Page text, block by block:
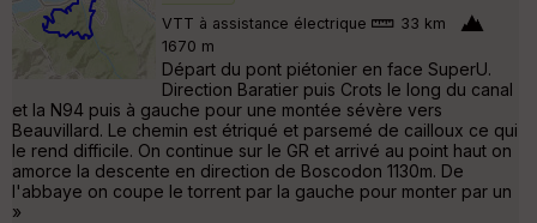
VTT à assistance électrique
33 km
1670 m
Départ du pont piétonier en face SuperU.
Direction Baratier puis Crots le long du canal
et la N94 puis à gauche pour une montée sévère vers
Beauvillard. Le chemin est étriqué et parsemé de cailloux ce qui
le rend difficile. On continue sur le GR et arrivé au point haut on
amorce la descente en direction de Boscodon 1130m. De
l'abbaye on coupe le torrent par la gauche pour monter par un
»